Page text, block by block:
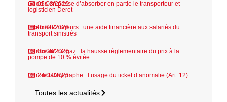
05/08/2026
Geodis en passe d’absorber en partie le transporteur et
logisticien Deret
05/08/2026
Incendies majeurs : une aide financière aux salariés du
transport sinistrés
05/08/2026
Carburant biogaz : la hausse réglementaire du prix à la
pompe de 10 % évitée
24/07/2026
Chronotachygraphe : l’usage du ticket d’anomalie (Art. 12)
Toutes les actualités